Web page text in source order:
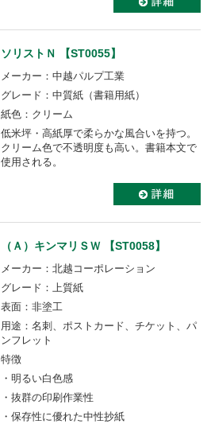
ソリストＮ 【ST0055】
メーカー：中越パルプ工業
グレード：中質紙（書籍用紙）
紙色：クリーム
低米坪・高紙厚で柔らかな風合いを持つ。
クリーム色で不透明度も高い。書籍本文で
使用される。
（Ａ）キンマリＳＷ 【ST0058】
メーカー：北越コーポレーション
グレード：上質紙
表面：非塗工
用途：名刺、ポストカード、チケット、パ
ンフレット
特徴
・明るい白色感
・抜群の印刷作業性
・保存性に優れた中性抄紙